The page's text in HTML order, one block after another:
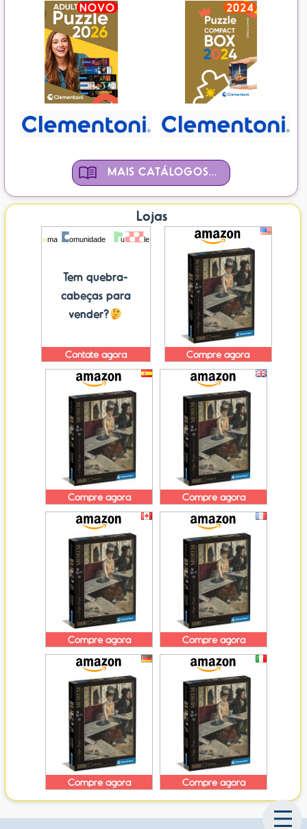
NOVO 2024
MAIS CATÁLOGOS...
Lojas
Tem quebra-
cabeças para
vender?
Contate agora Compre agora
Compre agora Compre agora
Compre agora Compre agora
Compre agora Compre agora